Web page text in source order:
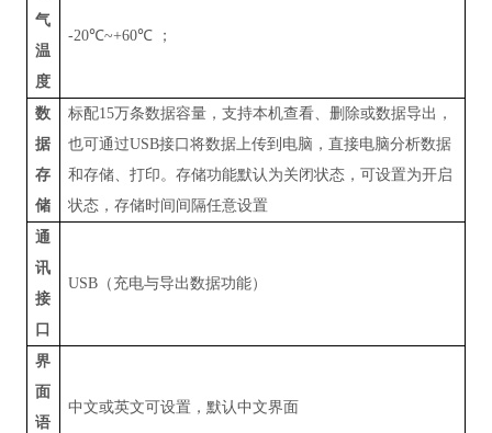
气
温
度
-20℃~+60℃ ；
数
据
存
储
标配15万条数据容量，支持本机查看、删除或数据导出，
也可通过USB接口将数据上传到电脑，直接电脑分析数据
和存储、打印。存储功能默认为关闭状态，可设置为开启
状态，存储时间间隔任意设置
通
讯
接
口
USB （充电与导出数据功能）
界
面
语
中文或英文可设置，默认中文界面